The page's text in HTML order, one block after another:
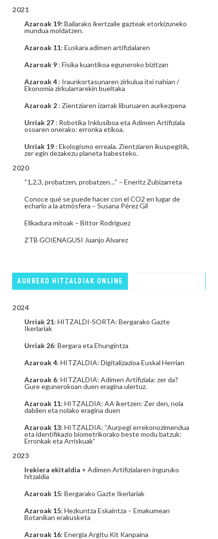
2021
Azaroak 19: Bailarako ikertzaile gazteak etorkizuneko
mundua moldatzen.
Azaroak 11: Euskara adimen artifizialaren
Azaroak 9 : Fisika kuantikoa eguneroko bizitzan
Azaroak 4 : Iraunkortasunaren zirkulua itxi nahian /
Ekonomia zirkularrarekin bueltaka
Azaroak 2 : Zientziaren izarrak liburuaren aurkezpena
Urriak 27 : Robotika Inklusiboa eta Adimen Artifiziala
osoaren onerako: erronka etikoa.
Urriak 19 : Ekologismo erreala. Zientziaren ikuspegitik,
zer egin dezakezu planeta babesteko.
2020
“1,2,3, probatzen, probatzen…” – Eneritz Zubizarreta
Conoce qué se puede hacer con el CO2 en lugar de
echarlo a la atmósfera – Susana Pérez Gil
Elikadura mitoak – Bittor Rodriguez
ZTB GOIENAGUSI Juanjo Alvarez
AURREKO HITZALDIAK ONLINE
2024
Urriak 21: HITZALDI-SORTA: Bergarako Gazte
Ikerlariak
Urriak 26: Bergara eta Ehungintza
Azaroak 4: HITZALDIA: Digitalizazioa Euskal Herrian
Azaroak 6: HITZALDIA: Adimen Artifiziala: zer da?
Gure egunerokoan duen eragina ulertuz.
Azaroak 11: HITZALDIA: AA ikertzen: Zer den, nola
dabilen eta nolako eragina duen
Azaroak 13: HITZALDIA: “Aurpegi errekonozimendua
eta identifikazio biometrikorako beste modu batzuk:
Erronkak eta Arriskuak”
2023
Irekiera ekitaldia + Adimen Artifizialaren inguruko
hitzaldia
Azaroak 15: Bergarako Gazte Ikerlariak
Azaroak 15: Hezkuntza Eskaintza – Emakumean
Botanikan erakusketa
Azaroak 16: Energia Argitu Kit Kanpaina